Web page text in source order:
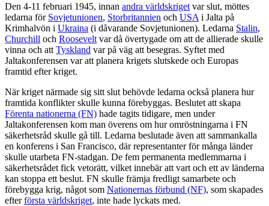
Den 4-11 februari 1945, innan andra världskriget var slut, möttes
ledarna för Sovjetunionen, Storbritannien och USA i Jalta på
Krimhalvön i Ukraina (i dåvarande Sovjetunionen). Ledarna Stalin,
Churchill och Roosevelt var då övertygade om att de allierade skulle
vinna och att Tyskland var på väg att besegras. Syftet med
Jaltakonferensen var att planera krigets slutskede och Europas
framtid efter kriget.
När kriget närmade sig sitt slut behövde ledarna också planera hur
framtida konflikter skulle kunna förebyggas. Beslutet att skapa
Förenta nationerna (FN) hade tagits tidigare, men under
Jaltakonferensen kom man överens om hur omröstningarna i FN
säkerhetsråd skulle gå till. Ledarna beslutade även att sammankalla
en konferens i San Francisco, där representanter för många länder
skulle utarbeta FN-stadgan. De fem permanenta medlemmarna i
säkerhetsrådet fick vetorätt, vilket innebär att vart och ett av länderna
kan stoppa ett beslut. FN skulle främja fredligt samarbete och
förebygga krig, något som Nationernas förbund (NF), som skapades
efterförsta världskriget, inte hade lyckats med.